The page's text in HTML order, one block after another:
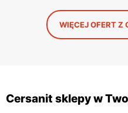
WIĘCEJ OFERT Z
Cersanit sklepy w